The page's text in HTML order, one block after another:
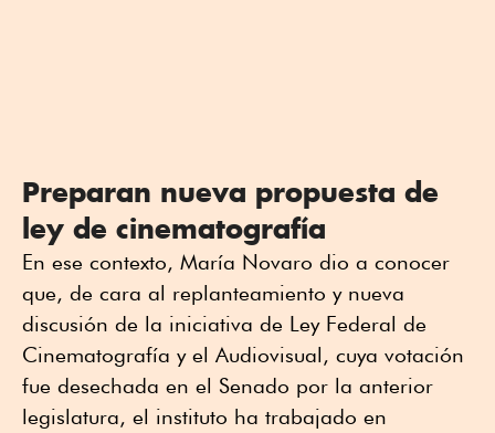
Preparan nueva propuesta de
ley de cinematografía
En ese contexto, María Novaro dio a conocer
que, de cara al replanteamiento y nueva
discusión de la iniciativa de Ley Federal de
Cinematografía y el Audiovisual, cuya votación
fue desechada en el Senado por la anterior
legislatura, el instituto ha trabajado en